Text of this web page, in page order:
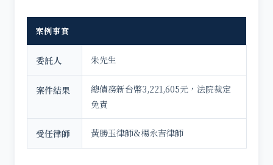
案例事實
委託人 朱先生
案件結果
總債務新台幣3,221,605元，法院裁定
免責
受任律師 黃勝玉律師&楊永吉律師